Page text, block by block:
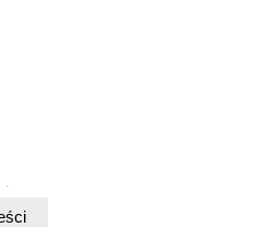
(11)
(12)